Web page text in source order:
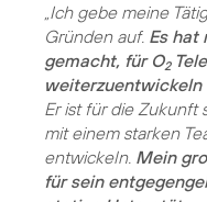
„Ich gebe meine
Gründen auf. Es hat
gemacht, für O2
weiterzuentwickeln
Er ist für die Zukunft
mit einem starken
entwickeln. Mein
für sein